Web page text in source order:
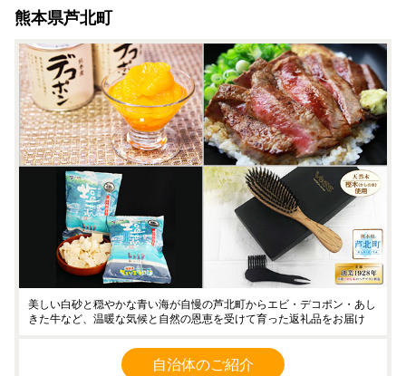
熊本県芦北町
美しい白砂と穏やかな青い海が自慢の芦北町からエビ・デコポン・あし
きた牛など、温暖な気候と自然の恩恵を受けて育った返礼品をお届け
自治体のご紹介